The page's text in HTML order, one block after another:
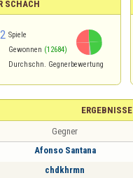
SCHACH
Spiele
Gewonnen (12684)
Durchschn. Gegnerbewertung
ERGEBNISSE
Gegner
Afonso Santana
chdkhrmn